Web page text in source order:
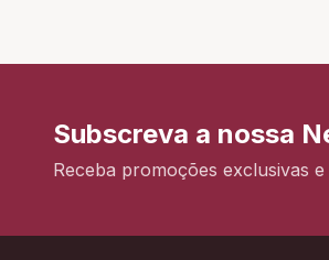
Subscreva a nossa
Receba promoções exclusivas e